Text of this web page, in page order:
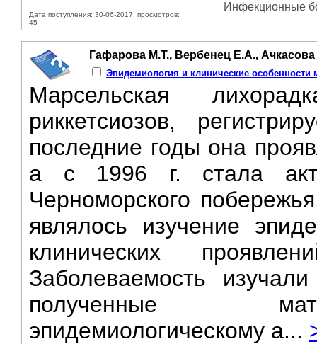
Дата поступления: 30-06-2017, просмотров:
45
Инфекционные
Гафарова М.Т., Вербенец Е.А.,
Эпидемиология и клинические
Марсельская
риккетсиозов,
последние годы она
а с 1996 г. стала
Черноморского
являлось изучение
клинических
Заболеваемость
полученные
эпидемиологическому а...